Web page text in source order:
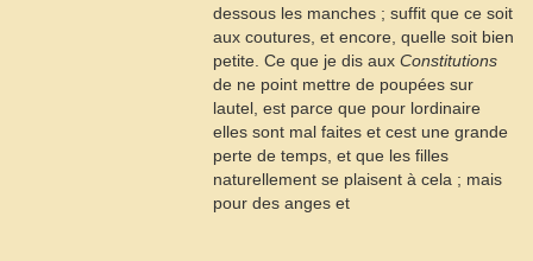
dessous les manches ; suffit que ce soit
aux coutures, et encore, quelle soit bien
petite. Ce que je dis aux Constitutions
de ne point mettre de poupées sur
lautel, est parce que pour lordinaire
elles sont mal faites et cest une grande
perte de temps, et que les filles
naturellement se plaisent à cela ; mais
pour des anges et